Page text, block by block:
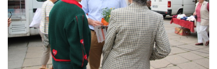
SPENDEN
Mitglied werden